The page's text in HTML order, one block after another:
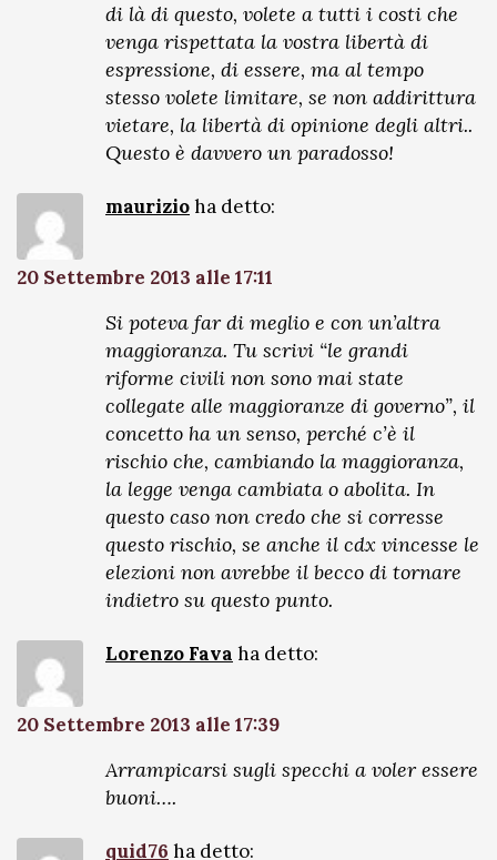
di là di questo, volete a tutti i costi che
venga rispettata la vostra libertà di
espressione, di essere, ma al tempo
stesso volete limitare, se non addirittura
vietare, la libertà di opinione degli altri..
Questo è davvero un paradosso!
maurizioha detto:
20 Settembre 2013 alle 17:11
Si poteva far di meglio e con un’altra
maggioranza. Tu scrivi “le grandi
riforme civili non sono mai state
collegate alle maggioranze di governo”, il
concetto ha un senso, perché c’è il
rischio che, cambiando la maggioranza,
la legge venga cambiata o abolita. In
questo caso non credo che si corresse
questo rischio, se anche il cdx vincesse le
elezioni non avrebbe il becco di tornare
indietro su questo punto.
Lorenzo Fava ha detto:
20 Settembre 2013 alle 17:39
Arrampicarsi sugli specchi a voler essere
buoni….
quid76 ha detto: